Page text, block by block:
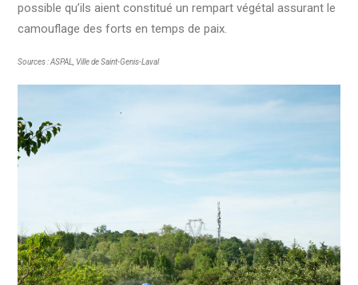
possible qu’ils aient constitué un rempart végétal assurant le
camouflage des forts en temps de paix.
Sources : ASPAL, Ville de Saint-Genis-Laval